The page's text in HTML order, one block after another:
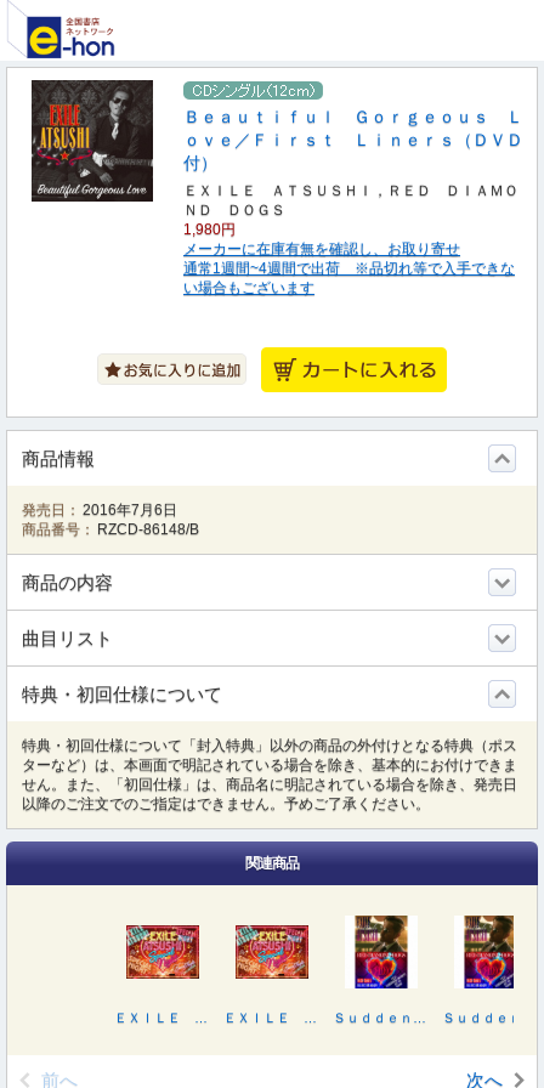
Ｂｅａｕｔｉｆｕｌ Ｇｏｒｇｅｏｕｓ Ｌ
ｏｖｅ／Ｆｉｒｓｔ Ｌｉｎｅｒｓ（ＤＶＤ
付）
ＥＸＩＬＥ ＡＴＳＵＳＨＩ，ＲＥＤ ＤＩＡＭＯ
ＮＤ ＤＯＧＳ
1,980円
メーカーに在庫有無を確認し、お取り寄せ
通常1週間~4週間で出荷 ※品切れ等で入手できな
い場合もございます
商品情報
発売日： 2016年7月6日
商品番号：
RZCD-86148/B
商品の内容
曲目リスト
特典・初回仕様について
特典・初回仕様について「封入特典」以外の商品の外付けとなる特典（ポス
ターなど）は、本画面で明記されている場合を除き、基本的にお付けできま
せん。また、「初回仕様」は、商品名に明記されている場合を除き、発売日
以降のご注文でのご指定はできません。予めご了承ください。
関連商品
前へ 次へ